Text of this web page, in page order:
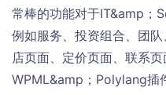
常棒的功能对于IT&amp；
例如服务、投资组合、团
店页面、定价页面、联系
WPML&amp；Polylang插